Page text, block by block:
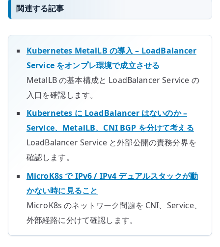
関連する記事
Kubernetes MetalLB の導入 – LoadBalancer
Service をオンプレ環境で成立させる
MetalLB の基本構成と LoadBalancer Service の
入口を確認します。
Kubernetes に LoadBalancer はないのか –
Service、MetalLB、CNI BGP を分けて考える
LoadBalancer Service と外部公開の責務分界を
確認します。
MicroK8s で IPv6 / IPv4 デュアルスタックが動
かない時に見ること
MicroK8s のネットワーク問題を CNI、Service、
外部経路に分けて確認します。